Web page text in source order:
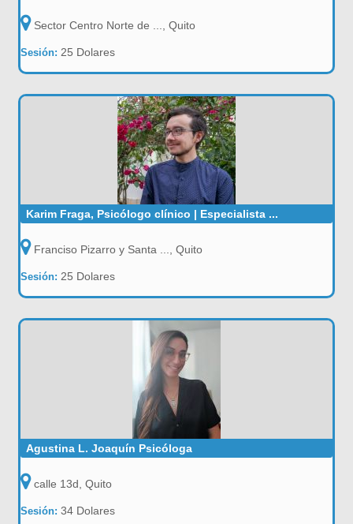
Sector Centro Norte de ..., Quito
Sesión:25 Dolares
Karim Fraga, Psicólogo clínico | Especialista ...
Franciso Pizarro y Santa ..., Quito
Sesión:25 Dolares
Agustina L. Joaquín Psicóloga
calle 13d, Quito
Sesión:34 Dolares